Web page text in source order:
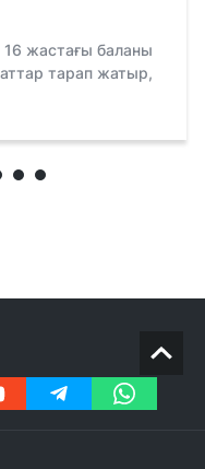
16 жастағы баланы
тарап жатыр,